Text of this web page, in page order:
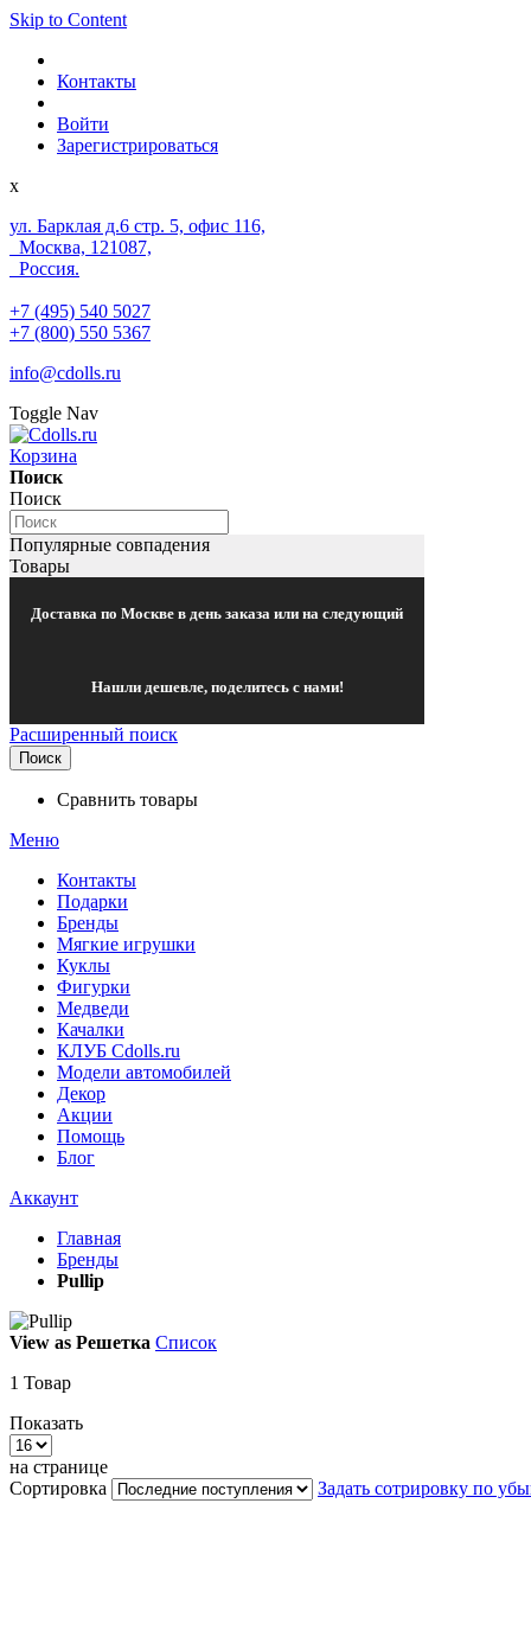
Skip to Content
Контакты
Войти
Зарегистрироваться
x
ул. Барклая д.6 стр. 5, офис 116,
Москва, 121087,
Россия.
+7 (495) 540 5027
+7 (800) 550 5367
info@cdolls.ru
Toggle Nav
Корзина
Поиск
Поиск
Популярные совпадения
Товары
Доставка по Москве в день заказа или на следующий
Нашли дешевле, поделитесь с нами!
Расширенный поиск
Поиск
Сравнить товары
Меню
Контакты
Подарки
Бренды
Мягкие игрушки
Куклы
Фигурки
Медведи
Качалки
КЛУБ Cdolls.ru
Модели автомобилей
Декор
Акции
Помощь
Блог
Аккаунт
Главная
Бренды
Pullip
View as Решетка Список
1 Товар
Показать
на странице
Сортировка
Задать сотрировку по